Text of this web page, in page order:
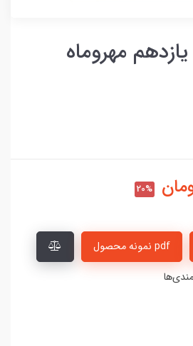
مهروماه
20%
pdf نمونه محصول